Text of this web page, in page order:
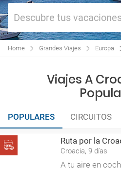
Descubre tus
Home Grandes Viajes Europa
Viajes A
POPULARES CIRCUITOS
Ruta por la
Croacia, 9 días
A tu aire en